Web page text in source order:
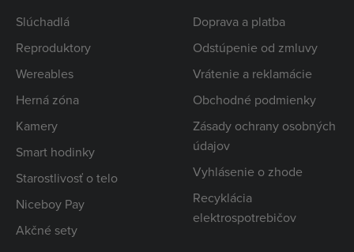
Slúchadlá
Reproduktory
Wereables
Herná zóna
Kamery
Smart hodinky
Starostlivosť o telo
Niceboy Pay
Akčné sety
Doprava a platba
Odstúpenie od zmluvy
Vrátenie a reklamácie
Obchodné podmienky
Zásady ochrany osobných
údajov
Vyhlásenie o zhode
Recyklácia
elektrospotrebičov